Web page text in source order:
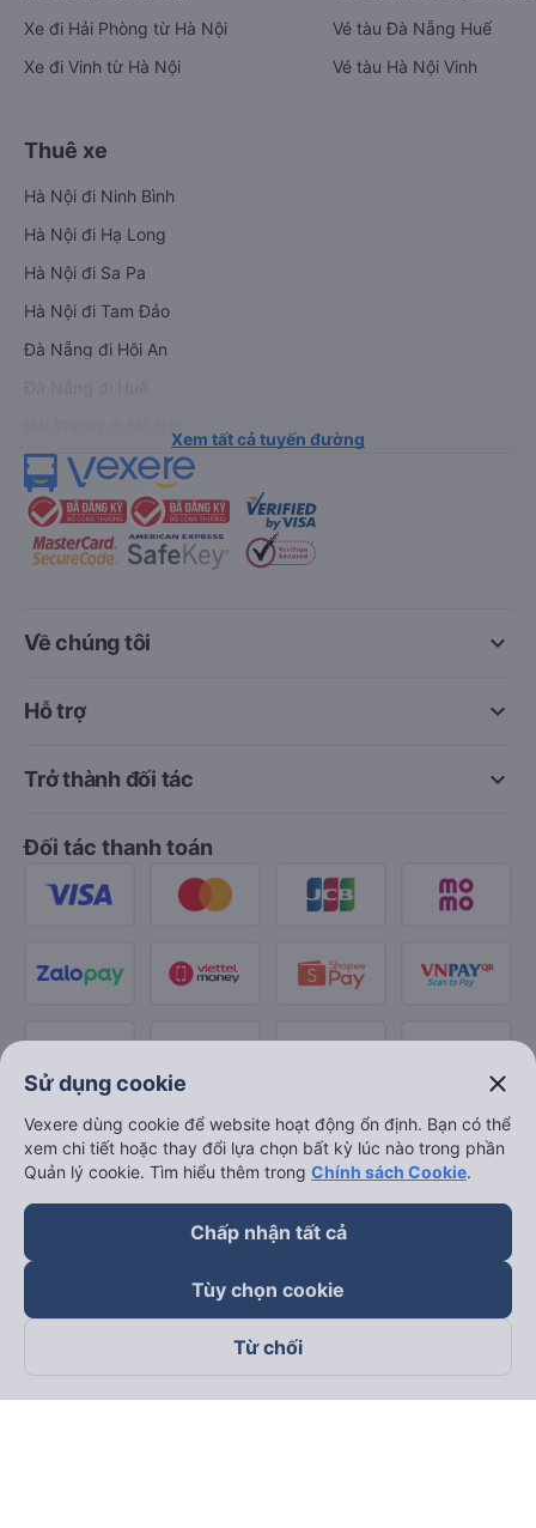
Xe đi Hải Phòng từ Hà Nội
Xe đi Vinh từ Hà Nội
Vé tàu Đà Nẵng Huế
Vé tàu Hà Nội Vinh
Thuê xe
Hà Nội đi Ninh Bình
Hà Nội đi Hạ Long
Hà Nội đi Sa Pa
Hà Nội đi Tam Đảo
Đà Nẵng đi Hội An
Xem tất cả tuyến đường
keyboard_arrow_down
Về chúng tôi
keyboard_arrow_down
Hỗ trợ
keyboard_arrow_down
Trở thành đối tác
Đối tác thanh toán
Theo dõi chúng tôi trên
Sử dụng cookie close
Vexere dùng cookie để website hoạt động ổn định. Bạn có thể
xem chi tiết hoặc thay đổi lựa chọn bất kỳ lúc nào trong phần
Quản lý cookie. Tìm hiểu thêm trong Chính sách Cookie.
Chấp nhận tất cả
Tùy chọn cookie
Từ chối